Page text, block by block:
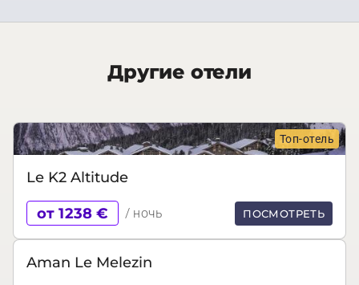
Другие отели
Топ-отель
Le K2 Altitude
от 1238 € / ночь ПОСМОТРЕТЬ
Aman Le Melezin